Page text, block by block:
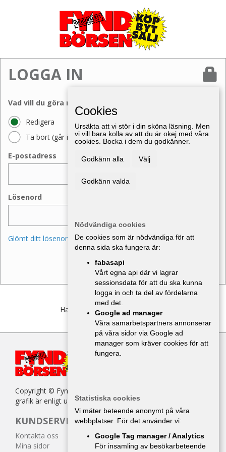
LOGGA IN
Vad vill du göra med din annons?
Redigera
Ta bort (går inte att ångra)
E-postadress
Lösenord
Glömt ditt lösenord?
Har du inget konto?Bli medlem
Copyright © Fyndbörsen. All kopiering av texter, bilder eller
grafik är enligt upphovsrättslagen förbjuden.
KUNDSERVICE
Kontakta oss
Mina sidor
Cookies
Ursäkta att vi stör i din sköna läsning. Men
vi vill bara kolla av att du är okej med våra
cookies. Bocka i dem du godkänner.
Godkänn alla Välj
Godkänn valda
Nödvändiga cookies
De cookies som är nödvändiga för att
denna sida ska fungera är:
fabasapi
Vårt egna api där vi lagrar
sessionsdata för att du ska kunna
logga in och ta del av fördelarna
med det.
Google ad manager
Våra samarbetspartners annonserar
på våra sidor via Google ad
manager som kräver cookies för att
fungera.
Statistiska cookies
Vi mäter beteende anonymt på våra
webbplatser. För det använder vi:
Google Tag manager / Analytics
För insamling av besökarbeteende